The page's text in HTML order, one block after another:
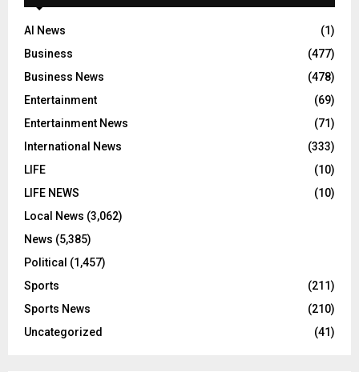
AI News
(1)
Business
(477)
Business News
(478)
Entertainment
(69)
Entertainment News
(71)
International News
(333)
LIFE
(10)
LIFE NEWS
(10)
Local News (3,062)
News (5,385)
Political (1,457)
Sports
(211)
Sports News
(210)
Uncategorized
(41)